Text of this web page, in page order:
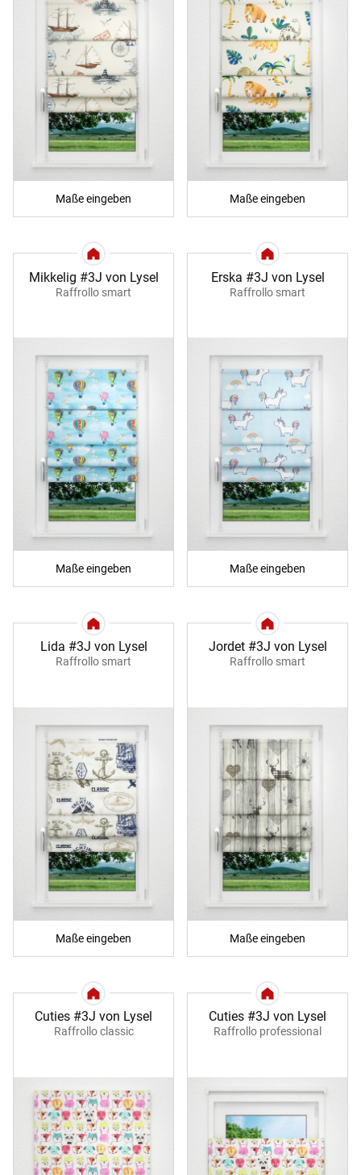
Maße eingeben Maße eingeben
Mikkelig #3J von Lysel
Raffrollo smart
Maße eingeben
Erska #3J von Lysel
Raffrollo smart
Maße eingeben
Lida #3J von Lysel
Raffrollo smart
Maße eingeben
Jordet #3J von Lysel
Raffrollo smart
Maße eingeben
Cuties #3J von Lysel
Raffrollo classic
Cuties #3J von Lysel
Raffrollo professional